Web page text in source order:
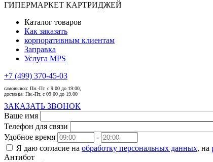
ГИПЕРМАРКЕТ КАРТРИДЖЕЙ
Каталог товаров
Как заказать
корпоративным клиентам
Заправка
Услуга MPS
+7 (499) 370-45-03
самовывоз: Пн.-Пт. с 9:00 до 19:00,
доставка: Пн.-Пт. с 09:00 до 19.00
ЗАКАЗАТЬ ЗВОНОК
Ваше имя
Телефон для связи
Удобное время
-
Я даю согласие на обработку персональных данных, на
Антибот